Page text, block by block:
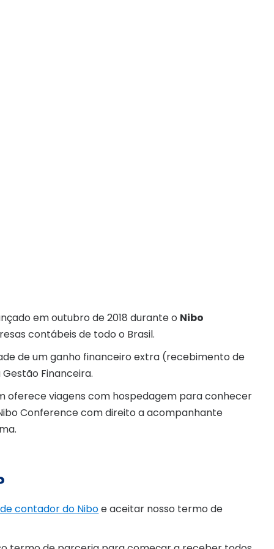
em outubro de 2018 durante o Nibo
contábeis de todo o Brasil.
de um ganho financeiro extra (recebimento de
Financeira.
viagens com hospedagem para conhecer
Conference com direito a acompanhante
contador do Niboe aceitar nosso termo de